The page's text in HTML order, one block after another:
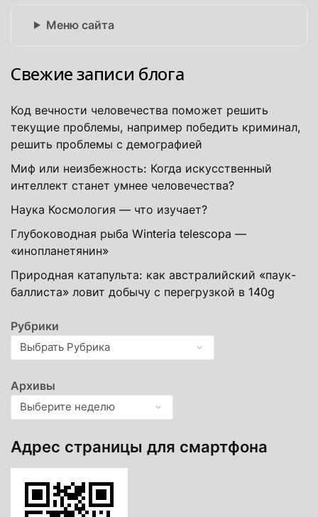
Меню сайта
Свежие записи блога
Код вечности человечества поможет решить
текущие проблемы, например победить криминал,
решить проблемы с демографией
Миф или неизбежность: Когда искусственный
интеллект станет умнее человечества?
Наука Космология — что изучает?
Глубоководная рыба Winteria telescopa —
«инопланетянин»
Природная катапульта: как австралийский «паук-
баллиста» ловит добычу с перегрузкой в 140g
Рубрики
Архивы
Адрес страницы для смартфона